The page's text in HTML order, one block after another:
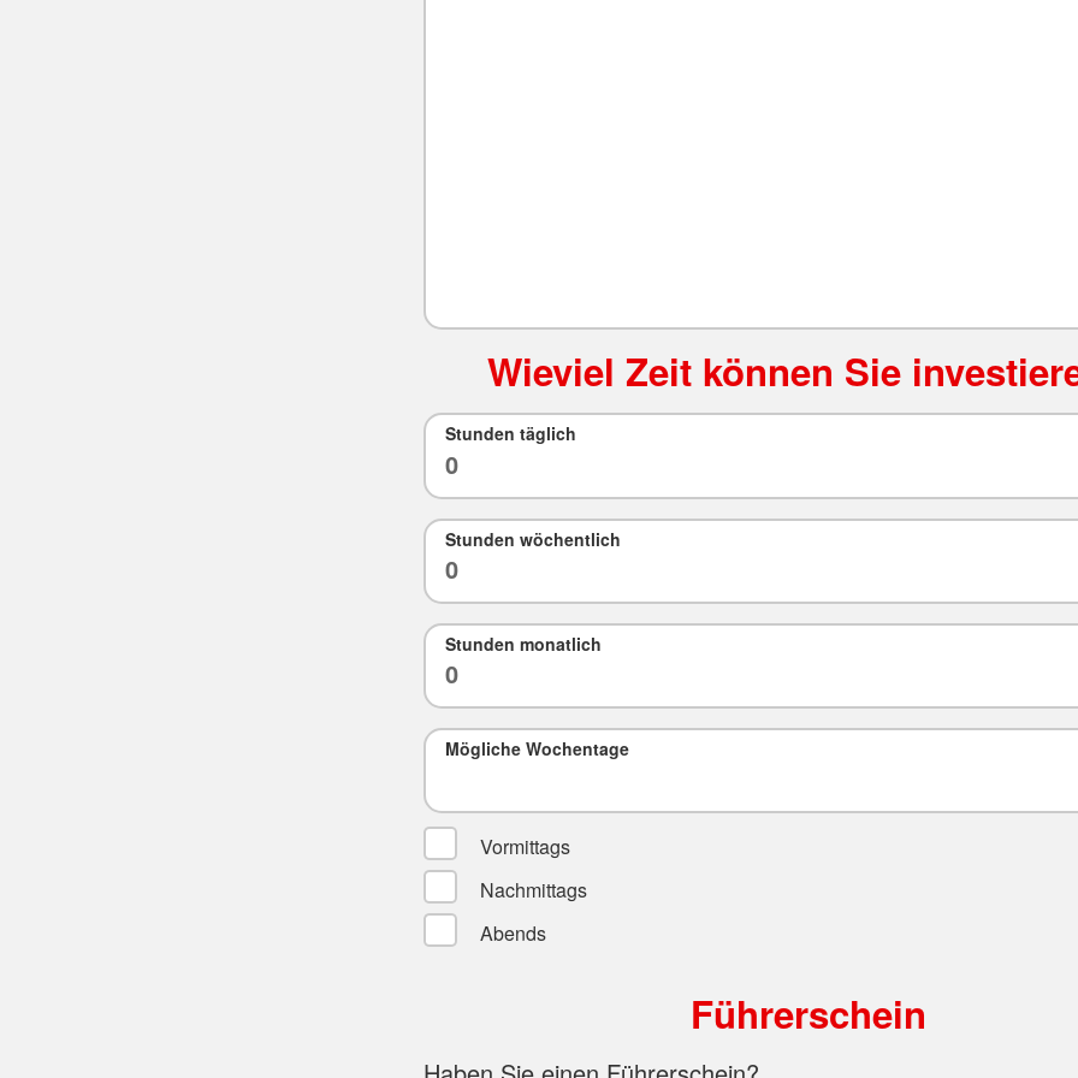
Wieviel Zeit können Sie
Stunden täglich
Stunden wöchentlich
Stunden monatlich
Mögliche Wochentage
Vormittags
Nachmittags
Abends
Führerschein